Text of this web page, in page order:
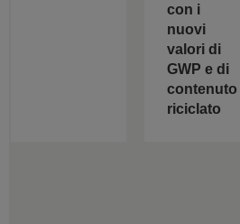
con i
nuovi
valori di
GWP e di
contenuto
riciclato